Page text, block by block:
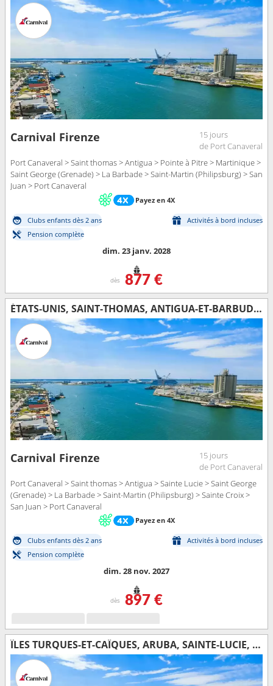
Carnival Firenze
15 jours
de Port Canaveral
Port Canaveral > Saint thomas > Antigua > Pointe à Pitre > Martinique >
Saint George (Grenade) > La Barbade > Saint-Martin (Philipsburg) > San
Juan > Port Canaveral
Payez en 4X
Clubs enfants dès 2 ans
Activités à bord incluses
Pension complète
dim. 23 janv. 2028
dès 877 €
ÉTATS-UNIS, SAINT-THOMAS, ANTIGUA-ET-BARBUDA, SAINTE-LUCIE, GRENADE, BARBADE, SAINT-MARTIN, SAINT-CROIX, PORTO RICO
Carnival Firenze
15 jours
de Port Canaveral
Port Canaveral > Saint thomas > Antigua > Sainte Lucie > Saint George
(Grenade) > La Barbade > Saint-Martin (Philipsburg) > Sainte Croix >
San Juan > Port Canaveral
Payez en 4X
Clubs enfants dès 2 ans
Activités à bord incluses
Pension complète
dim. 28 nov. 2027
dès 897 €
ÎLES TURQUES-ET-CAÏQUES, ARUBA, SAINTE-LUCIE, BARBADE, MARTINIQUE, SAINT-MARTIN, SAINT-THOMAS, ÉTATS-UNIS